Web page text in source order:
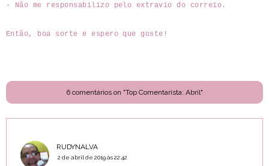
- Não me responsabilizo pelo extravio do correio.
Então, boa sorte e espero que goste!
6 comentários on "Top Comentarista: Abril"
RUDYNALVA
2 de abril de 2019 às 22:42